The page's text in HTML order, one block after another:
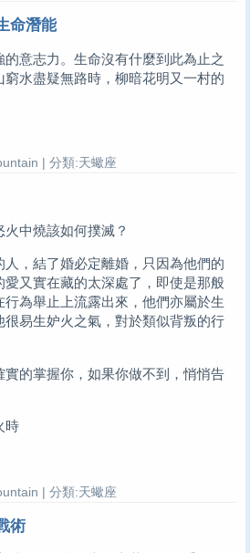
命潛能
意志力。生命沒有什麼到此為止之
水盡疑無路時，柳暗花明又一村的
| 分類:天蠍座
中燒該如何撲滅？
，結了婚必定離婚，只因為他們的
又實在藏的太深處了，即使是那般
為舉止上流露出來，他們亦屬於生
易生妒火之氣，對於類似背叛的行
的掌握你，如果你做不到，悄悄告
時
| 分類:天蠍座
術